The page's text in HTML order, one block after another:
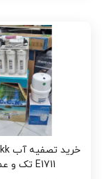
E1711 تک و عمده